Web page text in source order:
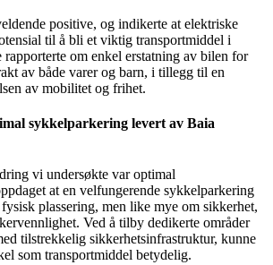
positive, og indikerte at elektriske
til å bli et viktig transportmiddel i
om enkel erstatning av bilen for
av både varer og barn, i tillegg til en
av mobilitet og frihet.
sykkelparkering levert av Baia
vi undersøkte var optimal
at en velfungerende sykkelparkering
plassering, men like mye om sikkerhet,
Ved å tilby dedikerte områder
tilstrekkelig sikkerhetsinfrastruktur, kunne
som transportmiddel betydelig.